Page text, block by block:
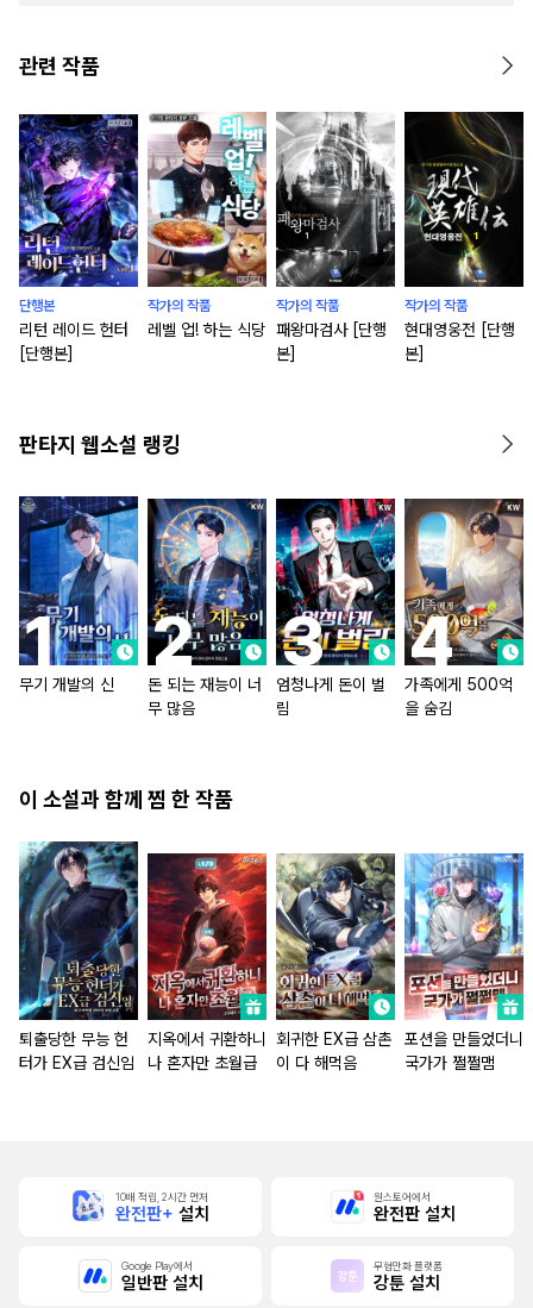
관련 작품
단행본
리턴 레이드 헌터
[단행본]
작가의 작품
레벨 업! 하는 식당
작가의 작품
패왕마검사 [단행
본]
작가의 작품
현대영웅전 [단행
본]
판타지 웹소설 랭킹
무기 개발의 신
돈 되는 재능이 너
무 많음
엄청나게 돈이 벌
림
가족에게 500억
을 숨김
이 소설과 함께 찜 한 작품
퇴출당한 무능 헌
터가 EX급 검신임
지옥에서 귀환하니
나 혼자만 초월급
회귀한 EX급 삼촌
이 다 해먹음
포션을 만들었더니
국가가 쩔쩔맴
10배 적립, 2시간 먼저
완전판+ 설치
원스토어에서
완전판 설치
Google Play에서
일반판 설치
무협만화 플랫폼
강툰 설치